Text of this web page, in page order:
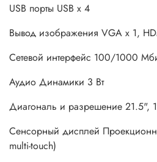
USB порты USB x 4
Вывод изображения VGA x 1,
Сетевой интерфейс 100/1000
Аудио Динамики 3 Вт
Диагональ и разрешение 21.5",
Сенсорный дисплей
multi-touch)